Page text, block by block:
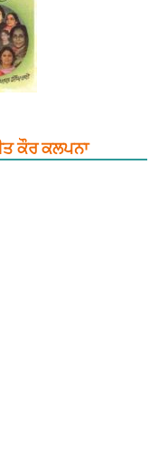
ਕੌਰ ਕਲਪਨਾ